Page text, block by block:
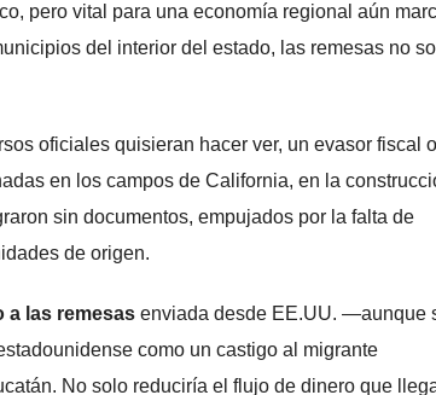
pero vital para una economía regional aún
del interior del estado, las remesas no
oficiales quisieran hacer ver, un evasor fiscal
en los campos de California, en la
sin documentos, empujados por la falta de
de origen.
a las remesas enviada desde EE.UU. —aunque
como un castigo al migrante
No solo reduciría el flujo de dinero que